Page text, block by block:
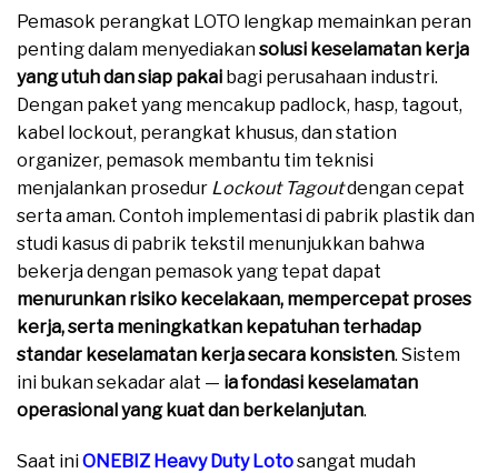
Pemasok perangkat LOTO lengkap memainkan peran
penting dalam menyediakansolusi keselamatan kerja
yang utuh dan siap pakai bagi perusahaan industri.
Dengan paket yang mencakup padlock, hasp, tagout,
kabel lockout, perangkat khusus, dan station
organizer, pemasok membantu tim teknisi
menjalankan prosedur Lockout Tagoutdengan cepat
serta aman. Contoh implementasi di pabrik plastik dan
studi kasus di pabrik tekstil menunjukkan bahwa
bekerja dengan pemasok yang tepat dapat
menurunkan risiko kecelakaan, mempercepat proses
kerja, serta meningkatkan kepatuhan terhadap
standar keselamatan kerja secara konsisten. Sistem
ini bukan sekadar alat — ia fondasi keselamatan
operasional yang kuat dan berkelanjutan.
Saat iniONEBIZ Heavy Duty Lotosangat mudah